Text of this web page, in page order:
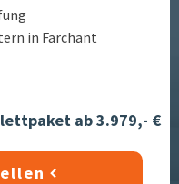
in Farchant
ab 3.979,- €